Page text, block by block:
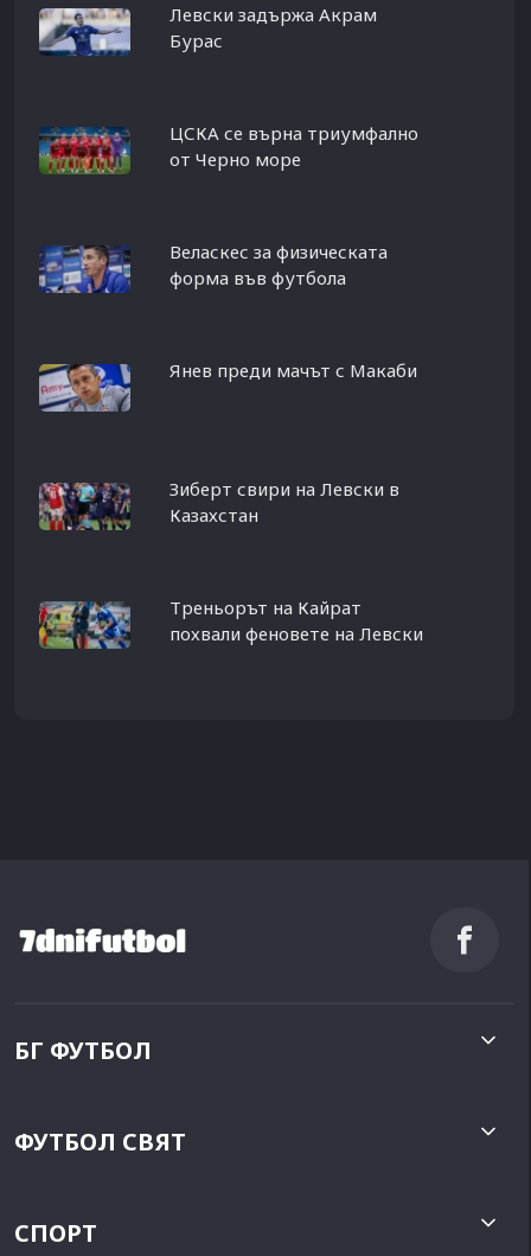
Левски задържа Акрам
Бурас
ЦСКА се върна триумфално
от Черно море
Веласкес за физическата
форма във футбола
Янев преди мачът с Макаби
Зиберт свири на Левски в
Казахстан
Треньорът на Кайрат
похвали феновете на Левски
БГ ФУТБОЛ
ФУТБОЛ СВЯТ
СПОРТ